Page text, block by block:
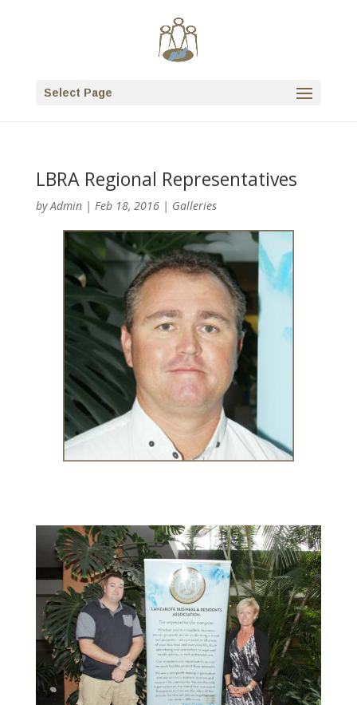
Select Page
LBRA Regional Representatives
byAdmin| Feb 18, 2016| Galleries